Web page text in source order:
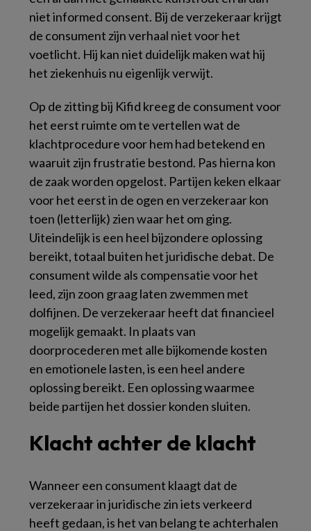
nietinformed consent. Bij de verzekeraar krijgt
de consument zijn verhaal niet voor het
voetlicht. Hij kan niet duidelijk maken wat hij
het ziekenhuis nu eigenlijk verwijt.
Op de zitting bij Kifid kreeg de consument voor
het eerst ruimte om te vertellen wat de
klachtprocedure voor hem had betekend en
waaruit zijn frustratie bestond. Pas hierna kon
de zaak worden opgelost. Partijen keken elkaar
voor het eerst in de ogen en verzekeraar kon
toen (letterlijk) zien waar het om ging.
Uiteindelijk is een heel bijzondere oplossing
bereikt, totaal buiten het juridische debat. De
consument wilde als compensatie voor het
leed, zijn zoon graag laten zwemmen met
dolfijnen. De verzekeraar heeft dat financieel
mogelijk gemaakt. In plaats van
doorprocederen met alle bijkomende kosten
en emotionele lasten, is een heel andere
oplossing bereikt. Een oplossing waarmee
beide partijen het dossier konden sluiten.
Klacht achter de klacht
Wanneer een consument klaagt dat de
verzekeraar in juridische zin iets verkeerd
heeft gedaan, is het van belang te achterhalen